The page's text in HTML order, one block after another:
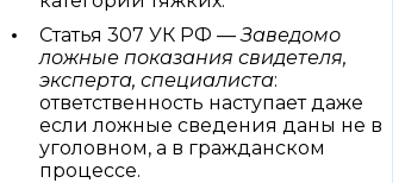
Статья 307 УК РФ —Заведомо
ложные показания свидетеля,
эксперта, специалиста:
ответственность наступает даже
если ложные сведения даны не в
уголовном, а в гражданском
процессе.